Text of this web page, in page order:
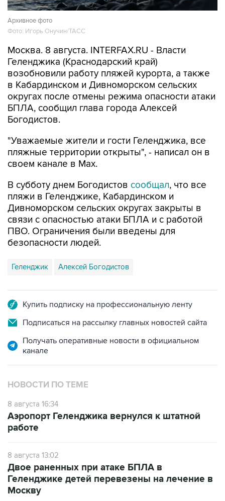
Архивное фото
Фото: Игорь Онучин/ТАСС
Москва. 8 августа. INTERFAX.RU - Власти
Геленджика (Краснодарский край)
возобновили работу пляжей курорта, а также
в Кабардинском и Дивноморском сельских
округах после отмены режима опасности атаки
БПЛА, сообщил глава города Алексей
Богодистов.
"Уважаемые жители и гости Геленджика, все
пляжные территории открыты", - написал он в
своем канале в Max.
В субботу днем Богодистов сообщал, что все
пляжи в Геленджике, Кабардинском и
Дивноморском сельских округах закрыты в
связи с опасностью атаки БПЛА и с работой
ПВО. Ограничения были введены для
безопасности людей.
Геленджик Алексей Богодистов
Купить подписку на профессиональную ленту
Подписаться на рассылку главных новостей сайта
Получать оперативные новости в официальном
канале
НОВОСТИ ПО ТЕМЕ
8 августа 16:34
Аэропорт Геленджика вернулся к штатной
работе
8 августа 13:02
Двое раненных при атаке БПЛА в
Геленджике детей перевезены на лечение в
Москву